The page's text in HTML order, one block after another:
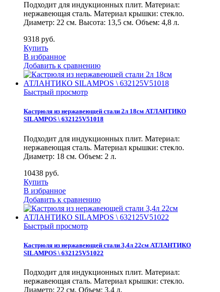
Подходит для индукционных плит. Материал:
нержавеющая сталь. Материал крышки: стекло.
Диаметр: 22 см. Высота: 13,5 см. Объем: 4,8 л.
9318 руб.
Купить
В избранное
Добавить к сравнению
Быстрый просмотр
Кастрюля из нержавеющей стали 2л 18см АТЛАНТИКО
SILAMPOS \ 632125V51018
Подходит для индукционных плит. Материал:
нержавеющая сталь. Материал крышки: стекло.
Диаметр: 18 см. Объем: 2 л.
10438 руб.
Купить
В избранное
Добавить к сравнению
Быстрый просмотр
Кастрюля из нержавеющей стали 3,4л 22см АТЛАНТИКО
SILAMPOS \ 632125V51022
Подходит для индукционных плит. Материал:
нержавеющая сталь. Материал крышки: стекло.
Диаметр: 22 см. Объем: 3,4 л.